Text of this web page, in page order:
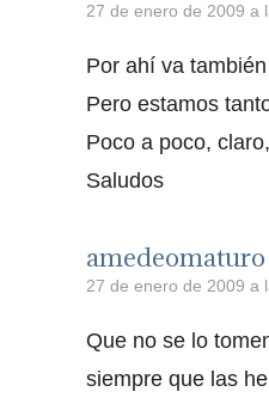
27 de enero de 2009 a
Por ahí va
Pero estamos
Poco a poco,
Saludos
amedeomaturo
27 de enero de 2009 a
Que no se lo
siempre que las